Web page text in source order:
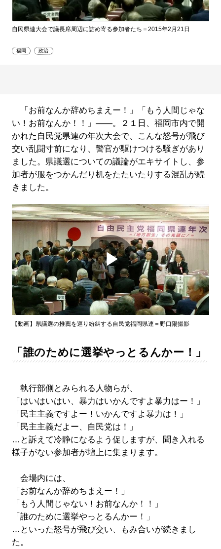
自民県連大会で議長席周辺に詰め寄る参加者たち＝2015年2月21日
福岡 政治
「お前なんか辞めちまえー！」「もう人間じゃな
い！お前なんか！！」――。２１日、福岡市内で開
かれた自民党県連の年次大会で、こんな怒号が飛び
交い乱闘寸前になり、警官が駆けつける騒ぎがあり
ました。県議選についての議論がエキサイトし、参
加者が服をつかんだり机をたたいたりする混乱が続
きました。
Play
Video
【動画】県議選の推薦を巡り紛糾する自民党福岡県連＝野口陽撮影
「誰のために選挙やっとるんかー！」
執行部側とみられる人物らが、
「はいはいはい、暴力はいかんですよ暴力はー！」
「民主主義ですよー！いかんですよ暴力は！」
「民主主義だよー、自民党は！」
…と訴えて冷静になるよう促しますが、聞き入れる
様子がない参加者が壇上に集まります。
会場内には、
「お前なんか辞めちまえー！」
「もう人間じゃない！お前なんか！！」
「誰のために選挙やっとるんかー！」
…といった怒号が飛び交い、もみ合いが続きまし
た。